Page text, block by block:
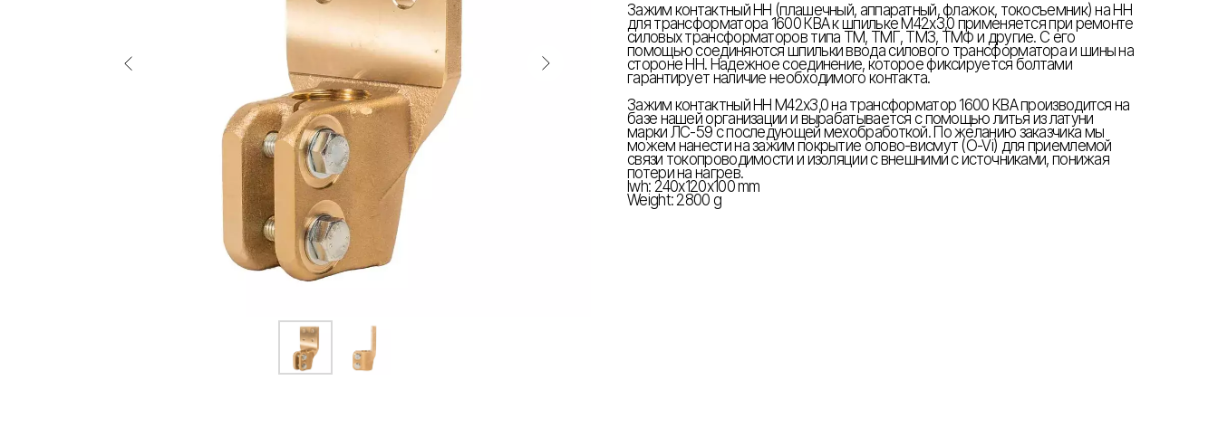
Зажим контактный НН (плашечный, аппаратный, флажок, токосъемник) на НН
для трансформатора 1600 КВА к шпильке М42х3,0 применяется при ремонте
силовых трансформаторов типа ТМ, ТМГ, ТМЗ, ТМФ и другие. С его
помощью соединяются шпильки ввода силового трансформатора и шины на
стороне НН. Надежное соединение, которое фиксируется болтами
гарантирует наличие необходимого контакта.
Зажим контактный НН М42х3,0 на трансформатор 1600 КВА производится на
базе нашей организации и вырабатывается с помощью литья из латуни
марки ЛС-59 с последующей мехобработкой. По желанию заказчика мы
можем нанести на зажим покрытие олово-висмут (O-Vi) для приемлемой
связи токопроводимости и изоляции с внешними с источниками, понижая
потери на нагрев.
lwh: 240x120x100 mm
Weight: 2800 g